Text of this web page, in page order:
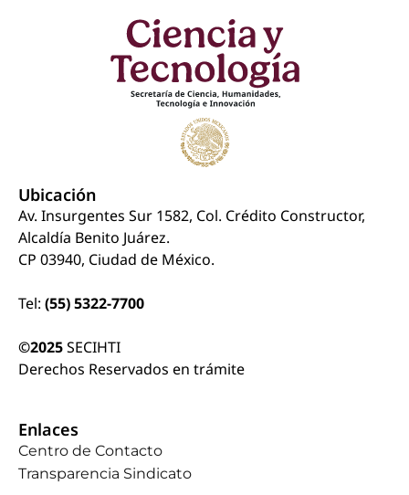
Ubicación
Av. Insurgentes Sur 1582, Col. Crédito Constructor,
Alcaldía Benito Juárez.
CP 03940, Ciudad de México.
Tel: (55) 5322-7700
©2025SECIHTI
Derechos Reservados en trámite
Enlaces
Centro de Contacto
Transparencia Sindicato